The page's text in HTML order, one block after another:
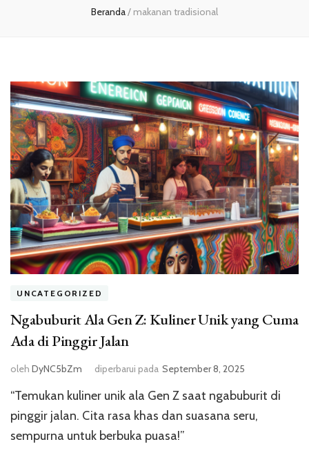
Beranda/ makanan tradisional
UNCATEGORIZED
Ngabuburit Ala Gen Z: Kuliner Unik yang Cuma
Ada di Pinggir Jalan
oleh DyNC5bZm diperbarui pada September 8, 2025
“Temukan kuliner unik ala Gen Z saat ngabuburit di
pinggir jalan. Cita rasa khas dan suasana seru,
sempurna untuk berbuka puasa!”